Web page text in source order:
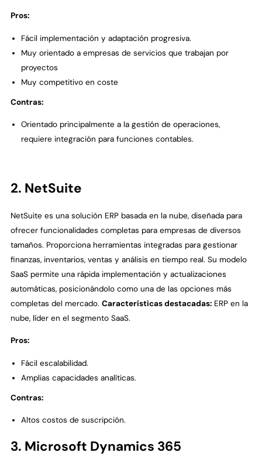
Pros:
Fácil implementación y adaptación progresiva.
Muy orientado a empresas de servicios que trabajan por
proyectos
Muy competitivo en coste
Contras:
Orientado principalmente a la gestión de operaciones,
requiere integración para funciones contables.
2. NetSuite
NetSuite es una solución ERP basada en la nube, diseñada para
ofrecer funcionalidades completas para empresas de diversos
tamaños. Proporciona herramientas integradas para gestionar
finanzas, inventarios, ventas y análisis en tiempo real. Su modelo
SaaS permite una rápida implementación y actualizaciones
automáticas, posicionándolo como una de las opciones más
completas del mercado. Características destacadas: ERP en la
nube, líder en el segmento SaaS.
Pros:
Fácil escalabilidad.
Amplias capacidades analíticas.
Contras:
Altos costos de suscripción.
3. Microsoft Dynamics 365